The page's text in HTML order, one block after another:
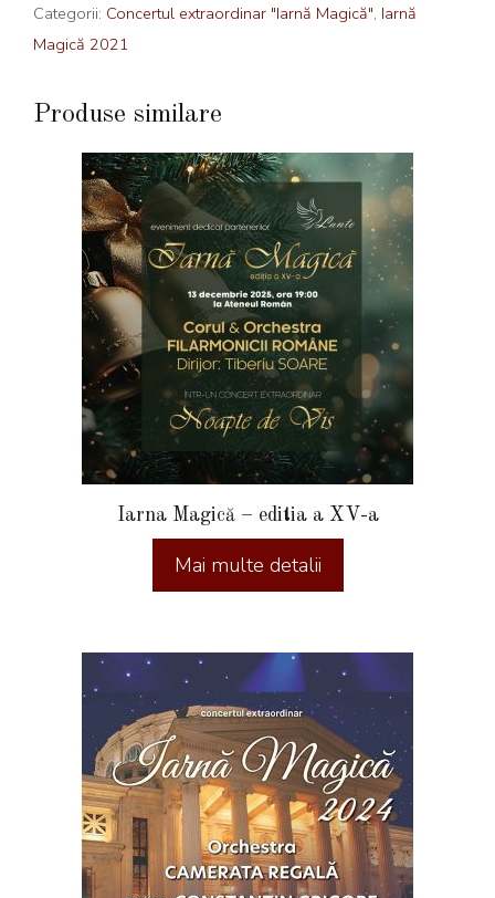
Categorii: Concertul extraordinar "Iarnă Magică", Iarnă
Magică 2021
Produse similare
Iarna Magică – editia a XV-a